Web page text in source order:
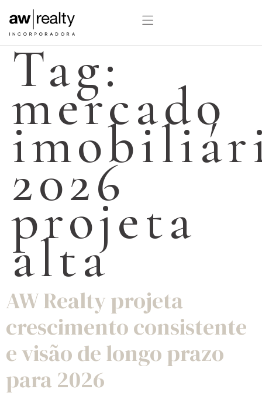
Tag:
mercado
2026
projeta
alta
AW Realty projeta
crescimento consistente
e visão de longo prazo
para 2026